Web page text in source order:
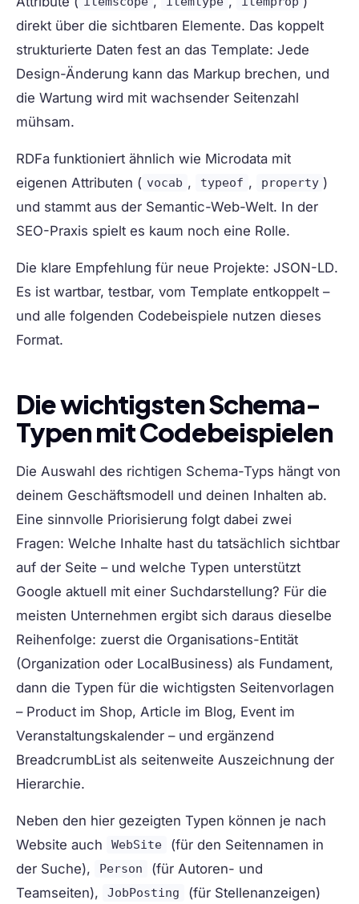
direkt über die sichtbaren Elemente. Das koppelt
strukturierte Daten fest an das Template: Jede
Design-Änderung kann das Markup brechen, und
die Wartung wird mit wachsender Seitenzahl
mühsam.
RDFa funktioniert ähnlich wie Microdata mit
eigenen Attributen ( vocab , typeof , property )
und stammt aus der Semantic-Web-Welt. In der
SEO-Praxis spielt es kaum noch eine Rolle.
Die klare Empfehlung für neue Projekte: JSON-LD.
Es ist wartbar, testbar, vom Template entkoppelt –
und alle folgenden Codebeispiele nutzen dieses
Format.
Die wichtigsten Schema-
Typen mit Codebeispielen
Die Auswahl des richtigen Schema-Typs hängt von
deinem Geschäftsmodell und deinen Inhalten ab.
Eine sinnvolle Priorisierung folgt dabei zwei
Fragen: Welche Inhalte hast du tatsächlich sichtbar
auf der Seite – und welche Typen unterstützt
Google aktuell mit einer Suchdarstellung? Für die
meisten Unternehmen ergibt sich daraus dieselbe
Reihenfolge: zuerst die Organisations-Entität
(Organization oder LocalBusiness) als Fundament,
dann die Typen für die wichtigsten Seitenvorlagen
– Product im Shop, Article im Blog, Event im
Veranstaltungskalender – und ergänzend
BreadcrumbList als seitenweite Auszeichnung der
Hierarchie.
Neben den hier gezeigten Typen können je nach
Website auch
WebSite
(für den Seitennamen in
der Suche),
Person
(für Autoren- und
Teamseiten),
JobPosting
(für Stellenanzeigen)